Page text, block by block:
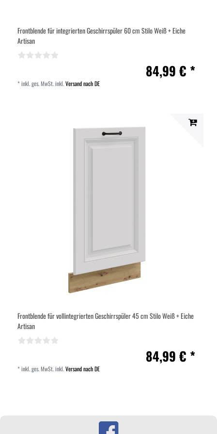
Frontblende für integrierten Geschirrspüler 60 cm Stilo Weiß + Eiche
Artisan
84,99 € *
*inkl. ges. MwSt.inkl.Versand nach DE
Frontblende für vollintegrierten Geschirrspüler 45 cm Stilo Weiß + Eiche
Artisan
84,99 € *
*inkl. ges. MwSt.inkl.Versand nach DE